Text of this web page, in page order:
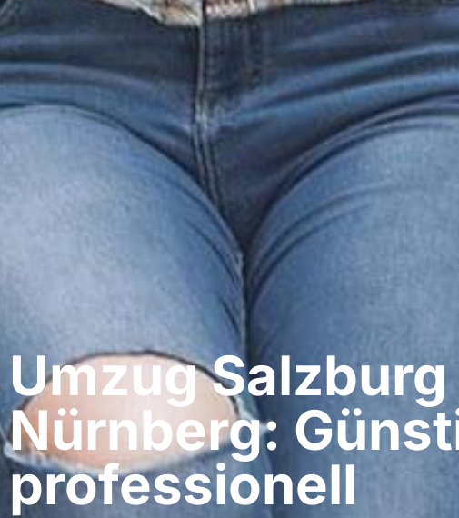
Umzug Salzburg​
Nürnberg:
professionell​